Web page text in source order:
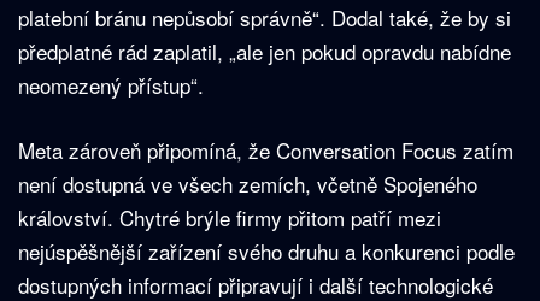
platební bránu nepůsobí správně“. Dodal také, že by si
předplatné rád zaplatil, „ale jen pokud opravdu nabídne
neomezený přístup“.
Meta zároveň připomíná, že Conversation Focus zatím
není dostupná ve všech zemích, včetně Spojeného
království. Chytré brýle firmy přitom patří mezi
nejúspěšnější zařízení svého druhu a konkurenci podle
dostupných informací připravují i další technologické